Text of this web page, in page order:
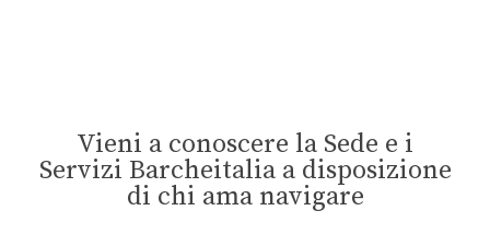
Vieni a conoscere la Sede e i
Servizi Barcheitalia a disposizione
di chi ama navigare